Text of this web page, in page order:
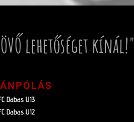
lehetőséget kínál!"
Dabas U13
Dabas U12